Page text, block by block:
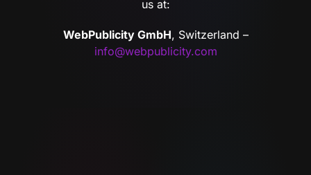
us at:
WebPublicity GmbH, Switzerland –
info@webpublicity.com